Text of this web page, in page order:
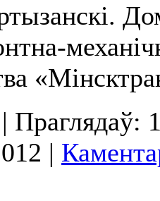
| Праглядаў:
|